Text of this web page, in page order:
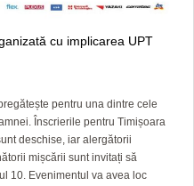
cu implicarea UPT
pentru una dintre cele
Înscrierile pentru Timișoara
deschise, iar alergătorii
mișcării sunt invitați să
10. Evenimentul va avea loc